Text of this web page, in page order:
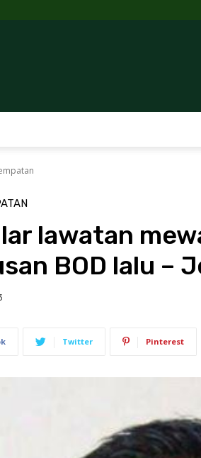
lawatan
BOD lalu –
Twitter Pinterest